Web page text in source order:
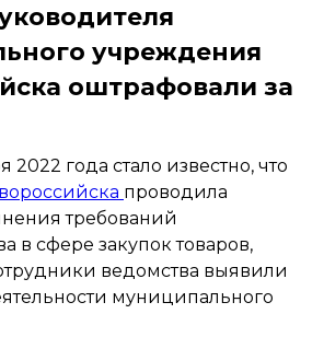
учреждения
оштрафовали за
2022 года стало известно, что
проводила
требований
в сфере закупок товаров,
ведомства выявили
муниципального